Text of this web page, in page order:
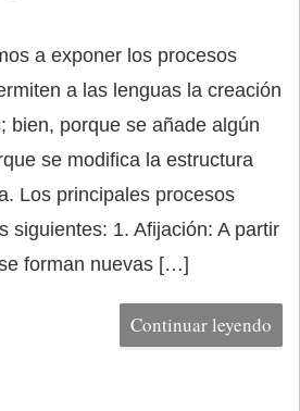
a exponer los procesos
a las lenguas la creación
bien, porque se añade algún
se modifica la estructura
Los principales procesos
siguientes: 1. Afijación: A partir
forman nuevas […]
Continuar leyendo